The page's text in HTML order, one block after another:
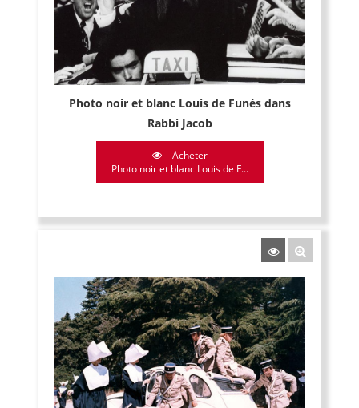
Photo noir et blanc Louis de Funès dans
Rabbi Jacob
Acheter
Photo noir et blanc Louis de F...